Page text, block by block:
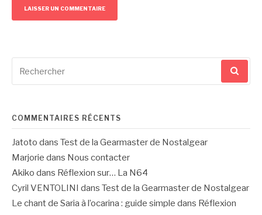
pour
COMMENTAIRES RÉCENTS
Jatoto dans Test de la Gearmaster de Nostalgear
Marjorie dans Nous contacter
Akiko dans Réflexion sur… La N64
Cyril VENTOLINI dans Test de la Gearmaster de Nostalgear
Le chant de Saria à l’ocarina : guide simple dans Réflexion